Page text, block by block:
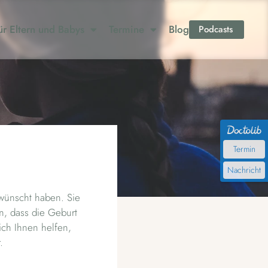
Eltern und Babys Blog Podcasts
haben. Sie
dass die Geburt
Ihnen helfen,
Termin
Nachricht